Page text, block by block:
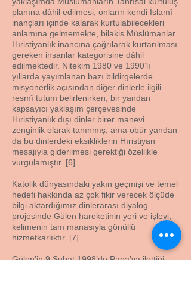
planına dâhil edilmesi, onların kendi İslamî
inançları içinde kalarak kurtulabilecekleri
anlamına gelmemekte, bilakis Müslümanlar
Hıristiyanlık inancına çağrılarak kurtarılması
gereken insanlar kategorisine dâhil
edilmektedir. Nitekim 1980 ve 1990’lı
yıllarda yayımlanan bazı bildirgelerde
misyonerlik açısından diğer dinlerle ilgili
resmî tutum belirlenirken, bir yandan
kapsayıcı yaklaşım çerçevesinde
Hıristiyanlık dışı dinler birer manevi
zenginlik olarak tanınmış, ama öbür yandan
da bu dinlerdeki eksikliklerin Hıristiyan
mesajıyla giderilmesi gerektiği özellikle
vurgulamıştır. [6]
Katolik dünyasındaki yakın geçmişi ve temel
hedefi hakkında az çok fikir verecek ölçüde
bilgi aktardığımız dinlerarası diyalog
projesinde Gülen hareketinin yeri ve işlevi,
kelimenin tam manasıyla gönüllü
hizmetkarlıktır. [7]
Gülen’in 9 Şubat 1998’de Papa’ya ilettiği